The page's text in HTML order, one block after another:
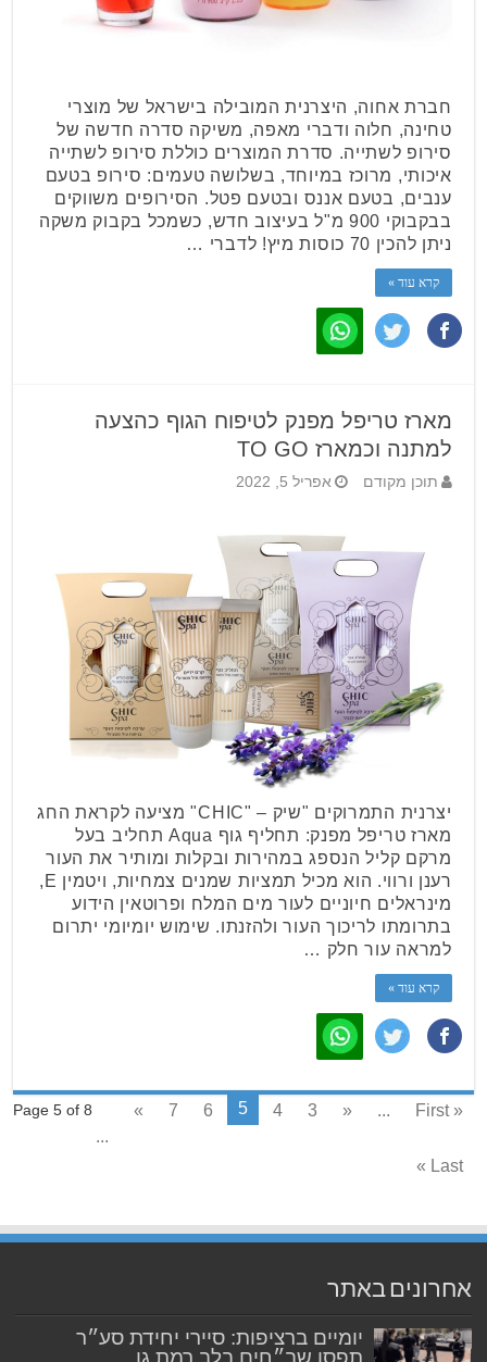
חברת אחוה, היצרנית המובילה בישראל של מוצרי
טחינה, חלוה ודברי מאפה, משיקה סדרה חדשה של
סירופ לשתייה. סדרת המוצרים כוללת סירופ לשתייה
איכותי, מרוכז במיוחד, בשלושה טעמים: סירופ בטעם
ענבים, בטעם אננס ובטעם פטל. הסירופים משווקים
בבקבוקי 900 מ"ל בעיצוב חדש, כשמכל בקבוק משקה
ניתן להכין 70 כוסות מיץ! לדברי …
קרא עוד »
מארז טריפל מפנק לטיפוח הגוף כהצעה
למתנה וכמארז TO GO
תוכן מקודם אפריל 5, 2022
יצרנית התמרוקים "שיק – "CHIC" מציעה לקראת החג
מארז טריפל מפנק: תחליף גוף Aqua תחליב בעל
מרקם קליל הנספג במהירות ובקלות ומותיר את העור
רענן ורווי. הוא מכיל תמציות שמנים צמחיות, ויטמין E,
מינראלים חיוניים לעור מים המלח ופרוטאין הידוע
בתרומתו לריכוך העור ולהזנתו. שימוש יומיומי יתרום
למראה עור חלק …
קרא עוד »
Page 5 of 8 « First
...
«
3
4
5
6
7
»
...
Last »
אחרונים באתר
יומיים ברציפות: סיירי יחידת סע״ר
תפסו שב״חים בלב רמת גן